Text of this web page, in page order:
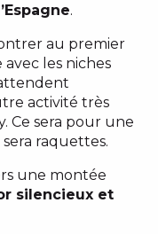
.
au premier
les niches
activité très
Ce sera pour une
raquettes.
une montée
silencieux et